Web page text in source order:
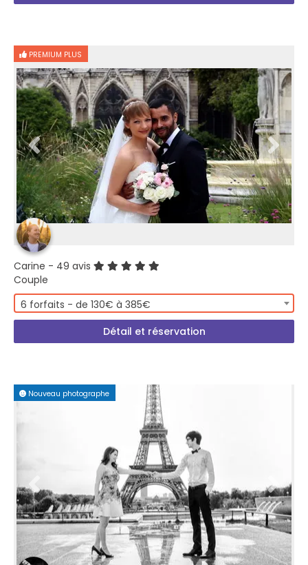
PREMIUM PLUS
Carine - 49 avis
Couple
6 forfaits - de 130€ à 385€
Détail et réservation
PREMIUM PLUS
Nouveau photographe